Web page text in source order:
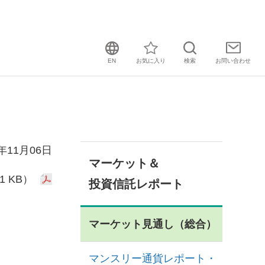
EN お気に入り 検索 お問い合わせ
11月06日
KB）
マーケット＆
投資信託レポート
マーケット見通し（総合）
マンスリー通貨レポート・